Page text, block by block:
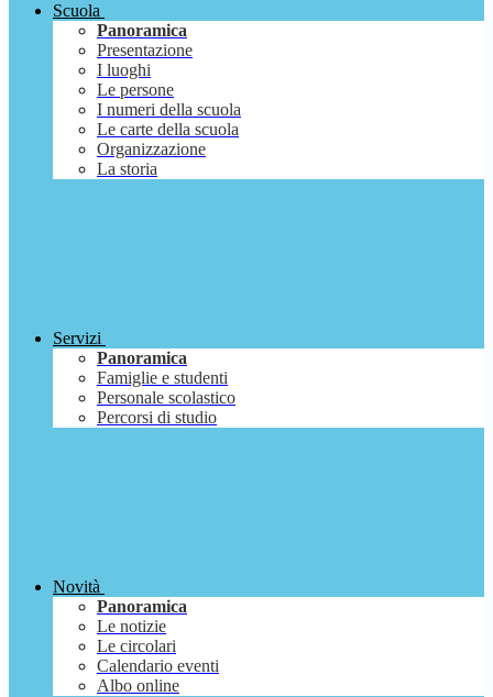
Scuola
Panoramica
Presentazione
I luoghi
Le persone
I numeri della scuola
Le carte della scuola
Organizzazione
La storia
Servizi
Panoramica
Famiglie e studenti
Personale scolastico
Percorsi di studio
Novità
Panoramica
Le notizie
Le circolari
Calendario eventi
Albo online